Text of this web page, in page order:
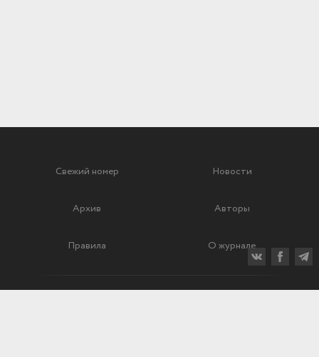
Свежий номер Новости
Архив Авторы
Правила О журнале